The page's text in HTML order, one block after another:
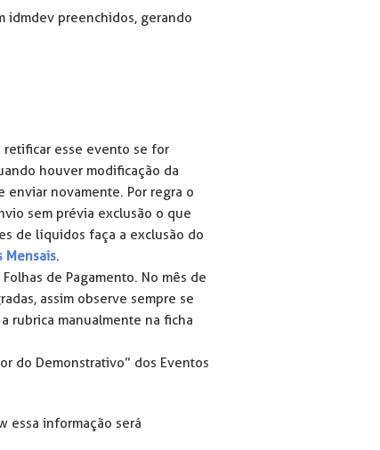
idmdev preenchidos, gerando
retificar esse evento se for
houver modificação da
novamente. Por regra o
sem prévia exclusão o que
de líquidos faça a exclusão do
Mensais.
de Pagamento. No mês de
assim observe sempre se
rubrica manualmente na ficha
do Demonstrativo” dos Eventos
essa informação será